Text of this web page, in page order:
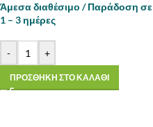
Άμεσα διαθέσιμο / Παράδοση σε
1 – 3 ημέρες
- +
ΠΡΟΣΘΗΚΗ ΣΤΟ ΚΑΛΑΘΙ